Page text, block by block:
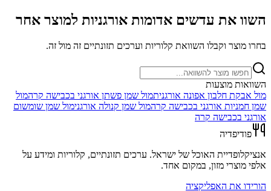
השוו את עדשים אדומות אורגניות למוצר אחר
בחרו מוצר וקבלו השוואת קלוריות וערכים תזונתיים זה מול זה.
השוואות מוצעות
מול אבקת חלבון אפונה אורגניתמול שמן פשתן אורגני בכבישה קרהמול
שמן חמניות אורגני בכבישה קרהמול שמן קנולה אורגנימול שמן שומשום
אורגני בכבישה קרה
פודיפדיה
אנציקלופדיית האוכל של ישראל. ערכים תזונתיים, קלוריות ומידע על
אלפי מוצרי מזון, במקום אחד.
הורידו את האפליקציה